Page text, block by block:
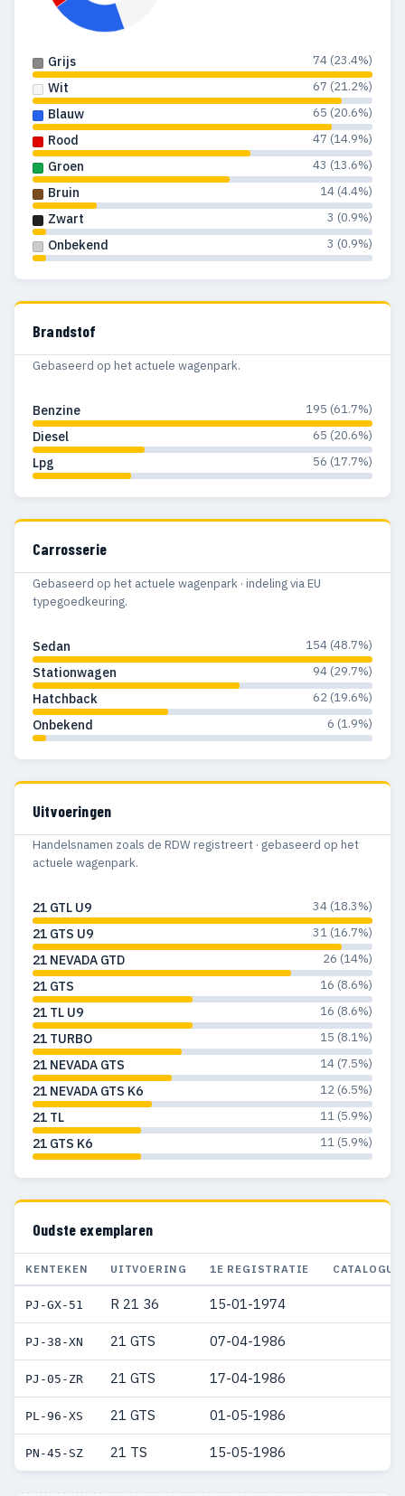
Grijs 74 (23.4%)
Wit 67 (21.2%)
Blauw 65 (20.6%)
Rood 47 (14.9%)
Groen 43 (13.6%)
Bruin 14 (4.4%)
Zwart 3 (0.9%)
Onbekend 3 (0.9%)
Brandstof
Gebaseerd op het actuele wagenpark.
Benzine 195 (61.7%)
Diesel 65 (20.6%)
Lpg 56 (17.7%)
Carrosserie
Gebaseerd op het actuele wagenpark · indeling via EU
typegoedkeuring.
Sedan 154 (48.7%)
Stationwagen 94 (29.7%)
Hatchback 62 (19.6%)
Onbekend 6 (1.9%)
Uitvoeringen
Handelsnamen zoals de RDW registreert · gebaseerd op het
actuele wagenpark.
21 GTL U9 34 (18.3%)
21 GTS U9 31 (16.7%)
21 NEVADA GTD 26 (14%)
21 GTS 16 (8.6%)
21 TL U9 16 (8.6%)
21 TURBO 15 (8.1%)
21 NEVADA GTS 14 (7.5%)
21 NEVADA GTS K6 12 (6.5%)
21 TL 11 (5.9%)
21 GTS K6 11 (5.9%)
Oudste exemplaren
KENTEKEN UITVOERING 1E REGISTRATIE
PJ-GX-51 R 21 36 15-01-1974
PJ-38-XN 21 GTS 07-04-1986
PJ-05-ZR 21 GTS 17-04-1986
PL-96-XS 21 GTS 01-05-1986
PN-45-SZ 21 TS 15-05-1986